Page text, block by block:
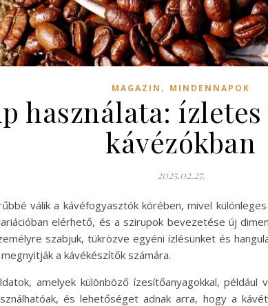
MAGAZIN , MINDENNAPOK
használata:
kávézókban
2025.02.27.
válik a kávéfogyasztók körében, mivel
elérhető, és a szirupok bevezetése új
szabjuk, tükrözve egyéni ízlésünket és
a kávékészítők számára.
amelyek különböző ízesítőanyagokkal, például
és lehetőséget adnak arra, hogy a